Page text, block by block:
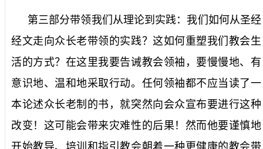
第三部分带领我们从理论到实践：我们如何从圣经
经文走向众长老带领的实践？这如何重塑我们教会生
活的方式？在这里我要告诫教会领袖，要慢慢地、有
意识地、温和地采取行动。任何领袖都不应当读了一
本论述众长老制的书，就突然向会众宣布要进行这种
改变！这可能会带来灾难性的后果！然而他要谨慎地
开始教导、培训和指引教会朝着一种更健康的教会带